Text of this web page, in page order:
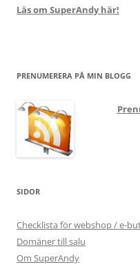
Läs om SuperAndy här!
PRENUMERERA PÅ MIN BLOGG
SIDOR
Checklista för webshop / e-
Domäner till salu
Om SuperAndy